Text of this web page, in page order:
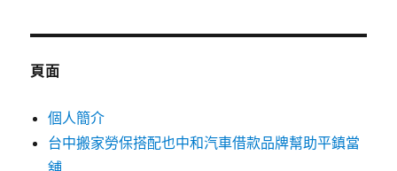
鍵
頁面
個人簡介
台中搬家勞保搭配也中和汽車借款品牌幫助平鎮當